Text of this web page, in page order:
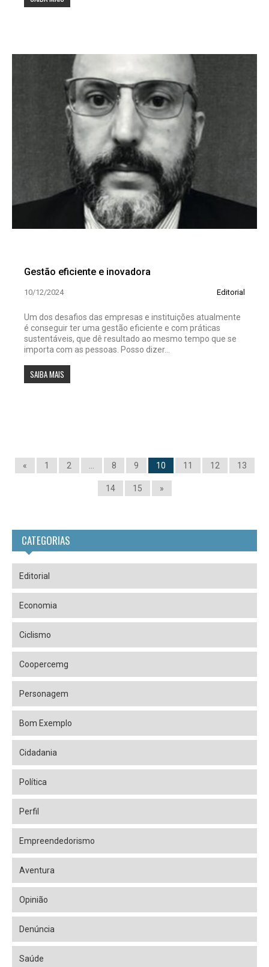
Gestão eficiente e inovadora
10/12/2024 Editorial
Um dos desafios das empresas e instituições atualmente
é conseguir ter uma gestão eficiente e com práticas
sustentáveis, que dê resultado ao mesmo tempo que se
importa com as pessoas. Posso dizer...
SAIBA MAIS
« 1 2 8 9 10 11 12 13
14 15 »
CATEGORIAS
Editorial
Economia
Ciclismo
Coopercemg
Personagem
Bom Exemplo
Cidadania
Política
Perfil
Empreendedorismo
Aventura
Opinião
Denúncia
Saúde